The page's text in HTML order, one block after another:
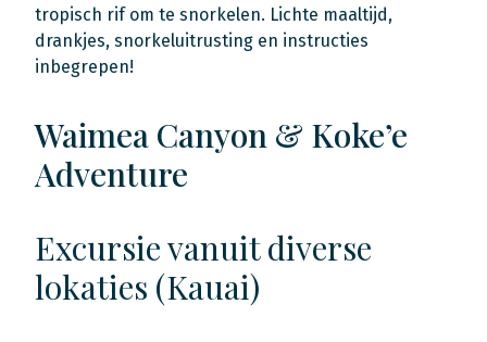
tropisch rif om te snorkelen. Lichte maaltijd,
drankjes, snorkeluitrusting en instructies
inbegrepen!
Waimea Canyon & Koke’e
Adventure
Excursie vanuit diverse
lokaties (Kauai)